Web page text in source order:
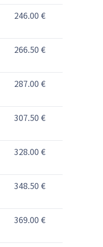
246.00 €
266.50 €
287.00 €
307.50 €
328.00 €
348.50 €
369.00 €